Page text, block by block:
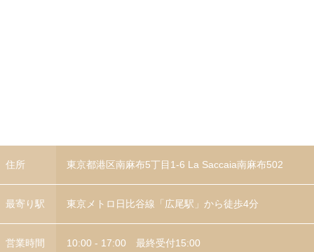
住所 東京都港区南麻布5丁目1-6 La Saccaia南麻布502
最寄り駅 東京メトロ日比谷線「広尾駅」から徒歩4分
営業時間 10:00 - 17:00 最終受付15:00